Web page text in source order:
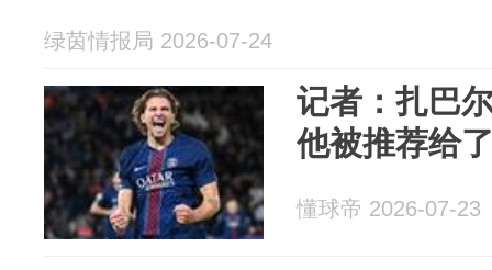
绿茵情报局 2026-07-24
记者：扎巴
他被推荐给
懂球帝 2026-07-23